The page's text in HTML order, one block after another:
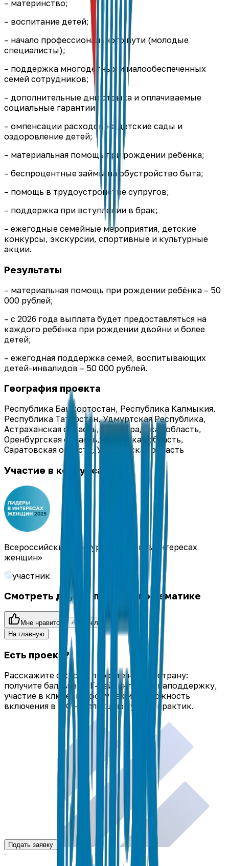
– материнство;
– воспитание детей;
– начало профессионального пути (молодые
специалисты);
– поддержка многодетных и малообеспеченных
семей сотрудников;
– дополнительные дни отдыха и оплачиваемые
социальные гарантии;
– омпенсации расходов на детские сады и
оздоровление детей;
– материальная помощь при рождении ребёнка;
– беспроцентные займы на обустройство быта;
– помощь в трудоустройстве супругов;
– поддержка при вступлении в брак;
– ежегодные семейные мероприятия, детские
конкурсы, экскурсии, спортивные и культурные
акции.
Результаты
– материальная помощь при рождении ребёнка – 50
000 рублей;
– с 2026 года выплата будет предоставляться на
каждого ребёнка при рождении двойни и более
детей;
– ежегодная поддержка семей, воспитывающих
детей-инвалидов – 50 000 рублей.
География проекта
Республика Башкортостан, Республика Калмыкия,
Республика Татарстан, Удмуртская Республика,
Астраханская область, Волгоградская область,
Оренбургская область, Самарская область,
Саратовская область, Ульяновская область
Участие в конкурсах
Всероссийский конкурс «Лидеры в интересах
женщин»
участник
Смотреть другие проекты по тематике
Мне нравится
Поделиться
На главную
Есть проект?
Расскажите о своём проекте на всю страну:
получите баллы в ЭКГ-рейтинге, медиаподдержку,
участие в ключевых форумах и возможность
включения в ЭКГ-коллекцию лучших практик.
Подать заявку